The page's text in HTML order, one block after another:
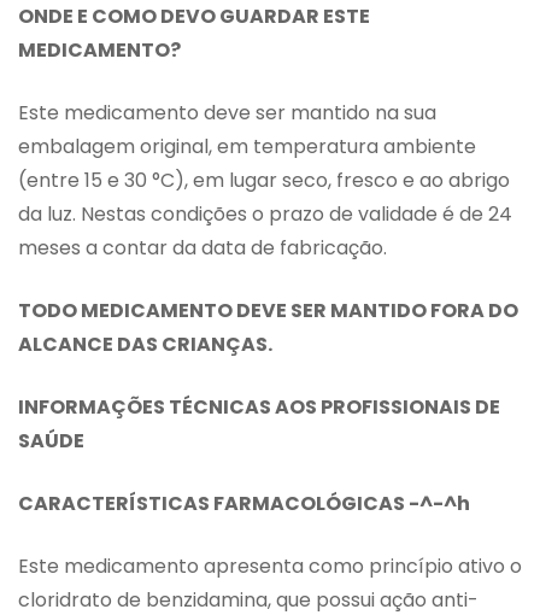
ONDE E COMO DEVO GUARDAR ESTE
MEDICAMENTO?
Este medicamento deve ser mantido na sua
embalagem original, em temperatura ambiente
(entre 15 e 30 °C), em lugar seco, fresco e ao abrigo
da luz. Nestas condições o prazo de validade é de 24
meses a contar da data de fabricação.
TODO MEDICAMENTO DEVE SER MANTIDO FORA DO
ALCANCE DAS CRIANÇAS.
INFORMAÇÕES TÉCNICAS AOS PROFISSIONAIS DE
SAÚDE
CARACTERÍSTICAS FARMACOLÓGICAS -^-^h
Este medicamento apresenta como princípio ativo o
cloridrato de benzidamina, que possui ação anti-